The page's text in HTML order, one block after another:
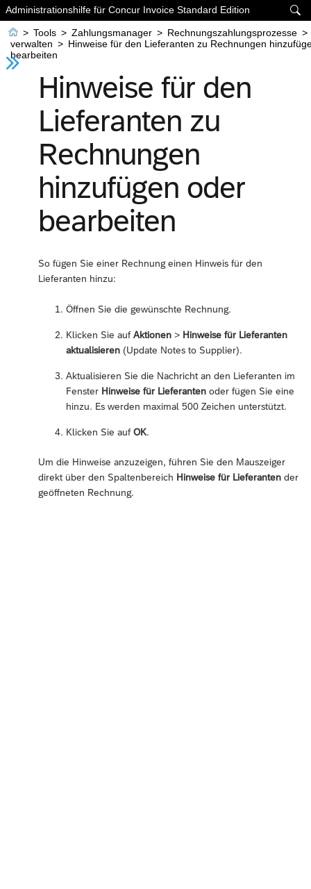

Administrationshilfe für Concur Invoice Standard Edition
 > Tools > Zahlungsmanager > Rechnungszahlungsprozesse >
verwalten > Hinweise für den Lieferanten zu Rechnungen
bearbeiten
Hinweise für den
Lieferanten zu
Rechnungen
hinzufügen oder
bearbeiten
So fügen Sie einer Rechnung einen Hinweis für den
Lieferanten hinzu:
Öffnen Sie die gewünschte Rechnung.
Klicken Sie aufAktionen > Hinweise für Lieferanten
aktualisieren (Update Notes to Supplier).
Aktualisieren Sie die Nachricht an den Lieferanten im
Fenster Hinweise für Lieferanten oder fügen Sie eine
hinzu. Es werden maximal 500 Zeichen unterstützt.
Klicken Sie aufOK.
Um die Hinweise anzuzeigen, führen Sie den Mauszeiger
direkt über den Spaltenbereich Hinweise für Lieferanten der
geöffneten Rechnung.